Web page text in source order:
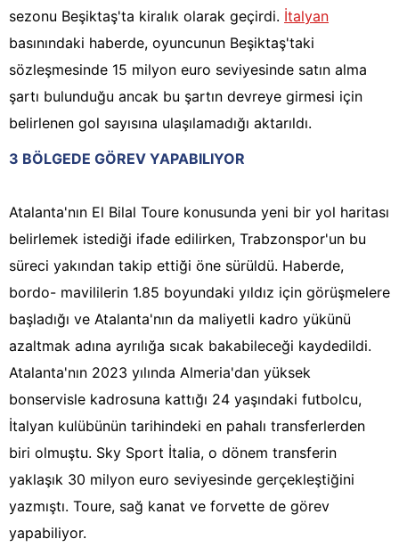
sezonu Beşiktaş'ta kiralık olarak geçirdi. İtalyan
basınındaki haberde, oyuncunun Beşiktaş'taki
sözleşmesinde 15 milyon euro seviyesinde satın alma
şartı bulunduğu ancak bu şartın devreye girmesi için
belirlenen gol sayısına ulaşılamadığı aktarıldı.
3 BÖLGEDE GÖREV YAPABILIYOR
Atalanta'nın El Bilal Toure konusunda yeni bir yol haritası
belirlemek istediği ifade edilirken, Trabzonspor'un bu
süreci yakından takip ettiği öne sürüldü. Haberde,
bordo- mavililerin 1.85 boyundaki yıldız için görüşmelere
başladığı ve Atalanta'nın da maliyetli kadro yükünü
azaltmak adına ayrılığa sıcak bakabileceği kaydedildi.
Atalanta'nın 2023 yılında Almeria'dan yüksek
bonservisle kadrosuna kattığı 24 yaşındaki futbolcu,
İtalyan kulübünün tarihindeki en pahalı transferlerden
biri olmuştu. Sky Sport İtalia, o dönem transferin
yaklaşık 30 milyon euro seviyesinde gerçekleştiğini
yazmıştı. Toure, sağ kanat ve forvette de görev
yapabiliyor.